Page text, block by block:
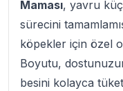
Maması, yavru
sürecini
köpekler için özel
Boyutu,
besini kolayca